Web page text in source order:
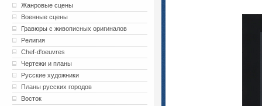
Жанровые сцены
Военные сцены
Гравюры с живописных оригиналов
Религия
Chef-d'oeuvres
Чертежи и планы
Русские художники
Планы русских городов
Восток